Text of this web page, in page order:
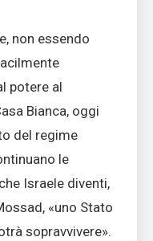
non essendo
potere al
Bianca, oggi
del regime
le
Israele diventi,
«uno Stato
sopravvivere».